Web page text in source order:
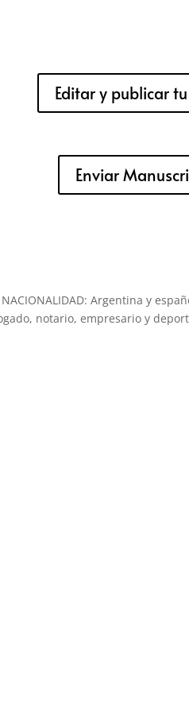
Editar y publicar
Enviar
Argentina y
notario, empresario y